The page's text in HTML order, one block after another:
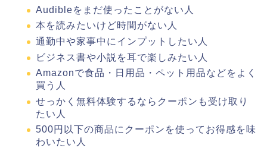
Audibleをまだ使ったことがない人
本を読みたいけど時間がない人
通勤中や家事中にインプットしたい人
ビジネス書や小説を耳で楽しみたい人
Amazonで食品・日用品・ペット用品などをよく
買う人
せっかく無料体験するならクーポンも受け取り
たい人
500円以下の商品にクーポンを使ってお得感を味
わいたい人